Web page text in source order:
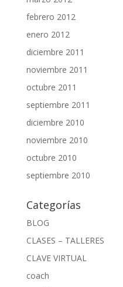
febrero 2012
enero 2012
diciembre 2011
noviembre 2011
octubre 2011
septiembre 2011
diciembre 2010
noviembre 2010
octubre 2010
septiembre 2010
Categorías
BLOG
CLASES – TALLERES
CLAVE VIRTUAL
coach